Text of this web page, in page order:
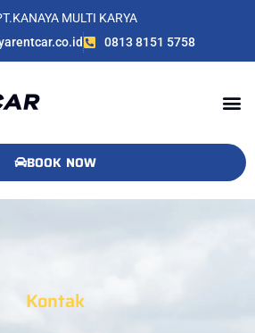
MULTI KARYA
0813 8151 5758
BOOK NOW
Kontak